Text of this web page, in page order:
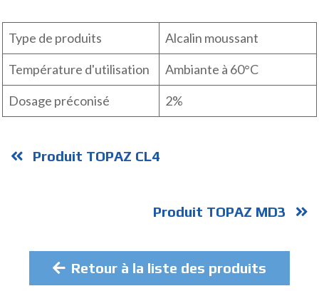
Type de produits
Alcalin moussant
Température d'utilisation
Ambiante à 60°C
Dosage préconisé
2%
Produit TOPAZ CL4
Produit TOPAZ MD3
Retour à la liste des produits